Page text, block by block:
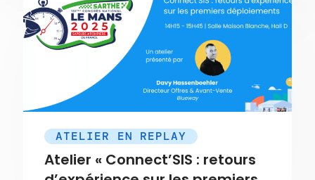
ATELIER EN REPLAY
Atelier « Connect’SIS : retours